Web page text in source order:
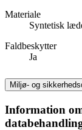
Materiale
Syntetisk
Faldbeskytter
Ja
Miljø- og
Information